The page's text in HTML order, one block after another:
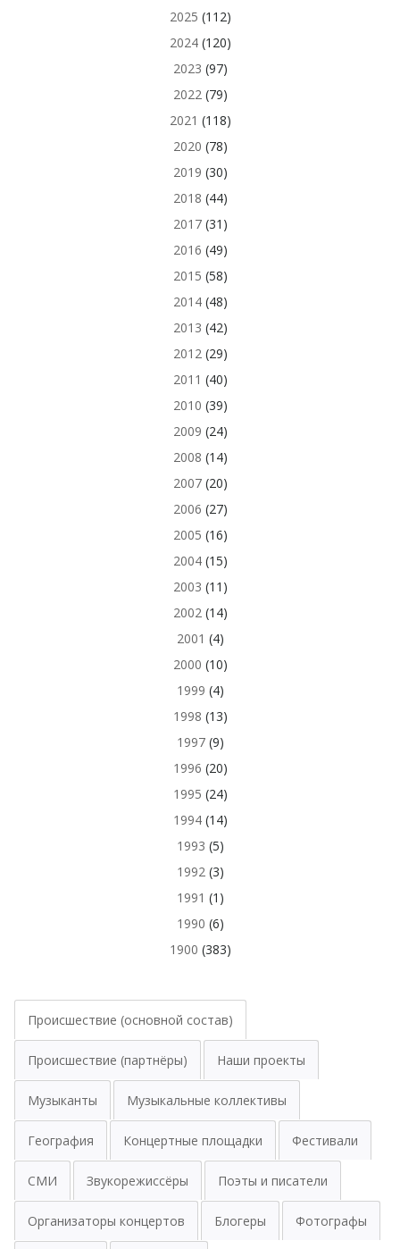
2025 (112)
2024(120)
2023 (97)
2022 (79)
2021 (118)
2020 (78)
2019 (30)
2018 (44)
2017(31)
2016 (49)
2015 (58)
2014(48)
2013 (42)
2012 (29)
2011 (40)
2010 (39)
2009 (24)
2008 (14)
2007(20)
2006 (27)
2005 (16)
2004(15)
2003 (11)
2002 (14)
2001 (4)
2000 (10)
1999 (4)
1998 (13)
1997(9)
1996 (20)
1995 (24)
1994(14)
1993 (5)
1992 (3)
1991 (1)
1990 (6)
1900 (383)
Происшествие (основной состав)
Происшествие (партнёры) Наши проекты
Музыканты Музыкальные коллективы
География Концертные площадки Фестивали
СМИ Звукорежиссёры Поэты и писатели
Организаторы концертов Блогеры Фотографы